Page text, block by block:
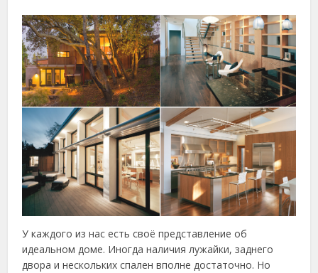
У каждого из нас есть своё представление об
идеальном доме. Иногда наличия лужайки, заднего
двора и нескольких спален вполне достаточно. Но